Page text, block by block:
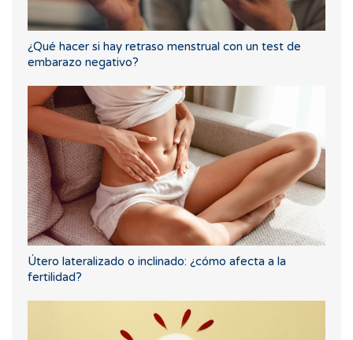
¿Qué hacer si hay retraso menstrual con un test de
embarazo negativo?
Útero lateralizado o inclinado: ¿cómo afecta a la
fertilidad?